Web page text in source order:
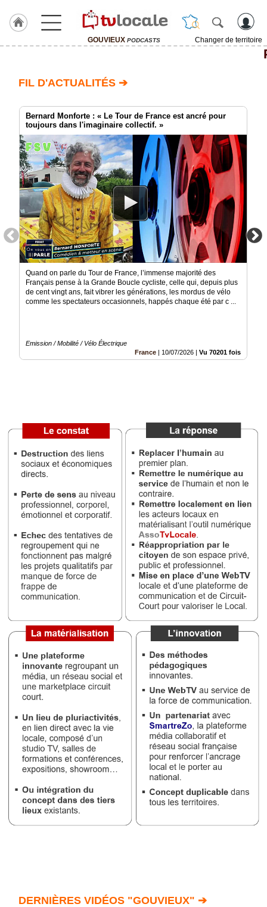
GOUVIEUX PODCASTS
Changer de territoire
GOUVIEUX
TvLocale
France
Accueil
RUBRIQUES
Agenda
Gazette
Médias
Inscription
FIL D'ACTUALITÉS ➔
Bernard Monforte : « Le Tour de France est ancré pour
toujours dans l'imaginaire collectif. »
Quand on parle du Tour de France, l’immense majorité des
Français pense à la Grande Boucle cycliste, celle qui, depuis plus
de cent vingt ans, fait vibrer les générations, les mordus de vélo
comme les spectateurs occasionnels, happés chaque été par c ...
Emission / Mobilité / Vélo Électrique
France
10/07/2026 Vu 70201 fois
DERNIÈRES VIDÉOS "GOUVIEUX" ➔